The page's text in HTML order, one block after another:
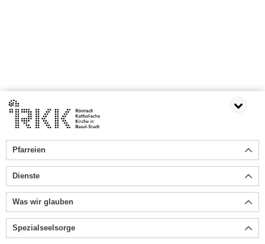
Pfarreien
Dienste
Was wir glauben
Spezialseelsorge